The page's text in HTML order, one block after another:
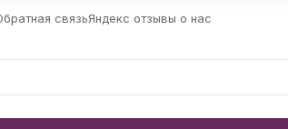
связьЯндекс отзывы о нас